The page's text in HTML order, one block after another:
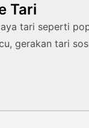
Tari
tari seperti
gerakan tari